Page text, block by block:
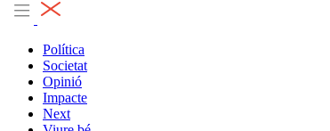
Política
Societat
Opinió
Impacte
Next